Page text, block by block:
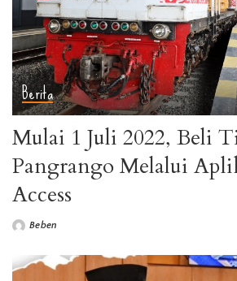
Berita
Mulai 1 Juli 2022, Beli
Pangrango Melalui
Access
PostedBeben